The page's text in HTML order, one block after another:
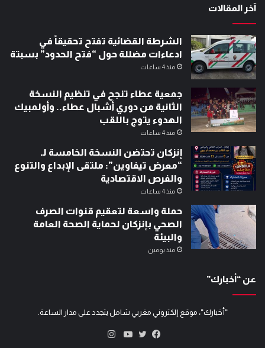
آخر المقالات
الشرطة القضائية تفتح تحقيقاً في
ادعاءات مضللة حول “فتح الحدود” بسبتة
منذ 4 ساعات
جمعية عطاء تنجح في تنظيم النسخة
الثانية من دوري أشبال عطاء.. وأولمبيك
الهدوء يتوج باللقب
منذ 4 ساعات
إنزكان تحتضن النسخة الخامسة لـ
“معرض تيفاوين”: ملتقى الإبداع والتنوع
والفرص الاقتصادية
منذ 4 ساعات
حملة واسعة لتعقيم قنوات الصرف
الصحي بإنزكان لحماية الصحة العامة
والبيئة
منذ يومين
عن “أخبارك”
“أخبارك“، موقع إلكتروني مغربي شامل يتجدد على مدار الساعة.